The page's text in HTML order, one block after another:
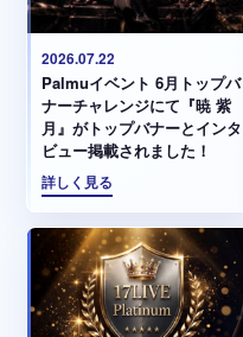
2026.07.22
Palmuイベント 6月トップバ
ナーチャレンジにて『暁 紫
月』がトップバナーとインタ
ビュー掲載されました！
詳しく見る